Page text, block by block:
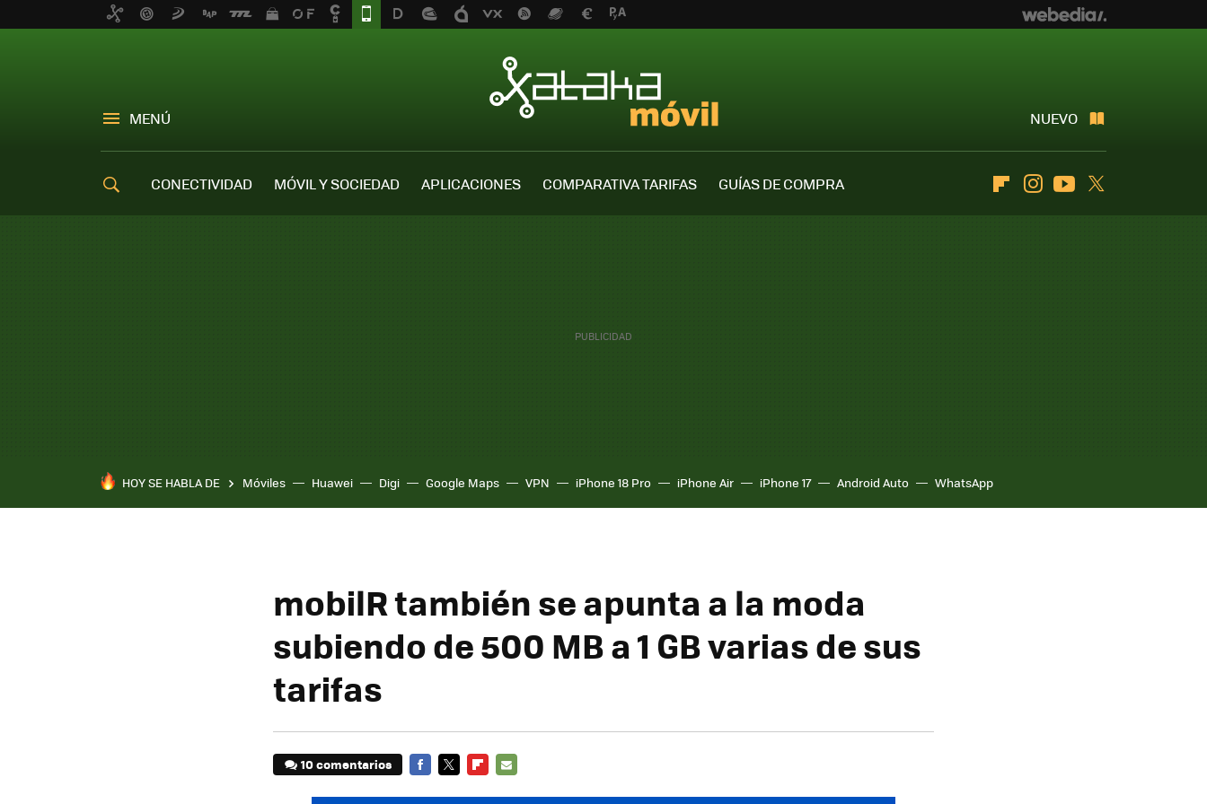
MENÚ NUEVO
CONECTIVIDAD MÓVIL Y SOCIEDAD APLICACIONES COMPARATIVA TARIFAS
GUÍAS DE COMPRA
FlipboardInstagramYoutube
HOY SE HABLA DE Móviles Huawei Digi Google Maps VPN iPhone 18 Pro iPhone Air iPhone 17 Android Auto WhatsApp
mobilR también se apunta a la moda
subiendo de 500 MB a 1 GB varias de sus
tarifas
10 comentarios